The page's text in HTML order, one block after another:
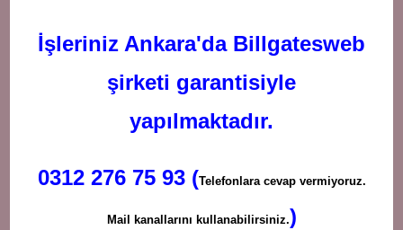
İşleriniz Ankara'da Billgatesweb
şirketi garantisiyle
yapılmaktadır.
0312 276 75 93 (Telefonlara cevap vermiyoruz.
Mail kanallarını kullanabilirsiniz.)